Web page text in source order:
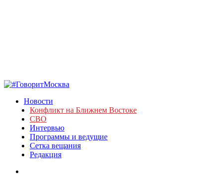
Новости
Конфликт на Ближнем Востоке
СВО
Интервью
Программы и ведущие
Сетка вещания
Редакция